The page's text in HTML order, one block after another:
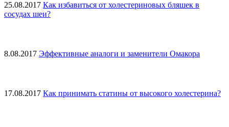
25.08.2017 Как избавиться от холестериновых бляшек в
сосудах шеи?
8.08.2017 Эффективные аналоги и заменители Омакора
17.08.2017 Как принимать статины от высокого холестерина?